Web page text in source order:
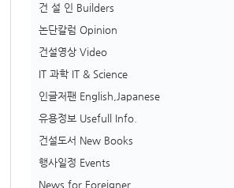
건 설 인 Builders
논단칼럼 Opinion
건설영상 Video
IT 과학 IT & Science
인글저팬 English,Japanese
유용정보 Usefull Info.
건설도서 New Books
행사일정 Events
News for Foreigner